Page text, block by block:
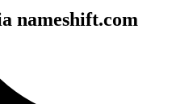
nameshift.com